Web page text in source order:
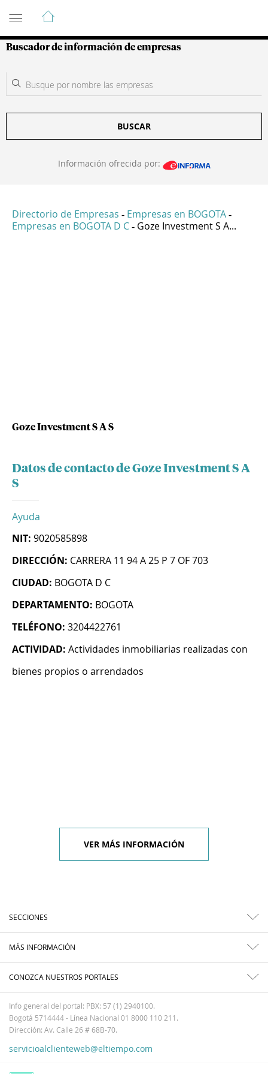
Guía de Empresas Colombianas
Buscador de información de empresas
BUSCAR
Información ofrecida por:
Directorio de Empresas - Empresas en BOGOTA -
Empresas en BOGOTA D C - Goze Investment S A...
Goze Investment S A S
Datos de contacto de Goze Investment S A
S
Ayuda
NIT: 9020585898
DIRECCIÓN: CARRERA 11 94 A 25 P 7 OF 703
CIUDAD: BOGOTA D C
DEPARTAMENTO: BOGOTA
TELÉFONO: 3204422761
ACTIVIDAD: Actividades inmobiliarias realizadas con
bienes propios o arrendados
VER MÁS INFORMACIÓN
SECCIONES
MÁS INFORMACIÓN
CONOZCA NUESTROS PORTALES
Info general del portal: PBX: 57 (1) 2940100.
Bogotá 5714444 - Línea Nacional 01 8000 110 211.
Dirección: Av. Calle 26 # 68B-70.
servicioalclienteweb@eltiempo.com